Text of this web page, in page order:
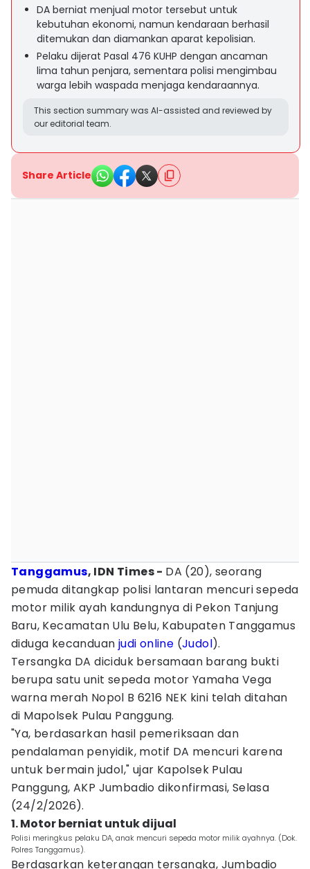
DA berniat menjual motor tersebut untuk
kebutuhan ekonomi, namun kendaraan berhasil
ditemukan dan diamankan aparat kepolisian.
Pelaku dijerat Pasal 476 KUHP dengan ancaman
lima tahun penjara, sementara polisi mengimbau
warga lebih waspada menjaga kendaraannya.
This section summary was AI-assisted and reviewed by
our editorial team.
Share Article
Tanggamus, IDN Times - DA (20), seorang
pemuda ditangkap polisi lantaran mencuri sepeda
motor milik ayah kandungnya di Pekon Tanjung
Baru, Kecamatan Ulu Belu, Kabupaten Tanggamus
diduga kecanduan judi online (Judol).
Tersangka DA diciduk bersamaan barang bukti
berupa satu unit sepeda motor Yamaha Vega
warna merah Nopol B 6216 NEK kini telah ditahan
di Mapolsek Pulau Panggung.
"Ya, berdasarkan hasil pemeriksaan dan
pendalaman penyidik, motif DA mencuri karena
untuk bermain judol," ujar Kapolsek Pulau
Panggung, AKP Jumbadio dikonfirmasi, Selasa
(24/2/2026).
1. Motor berniat untuk dijual
Polisi meringkus pelaku DA, anak mencuri sepeda motor milik ayahnya. (Dok.
Polres Tanggamus).
Berdasarkan keterangan tersangka, Jumbadio